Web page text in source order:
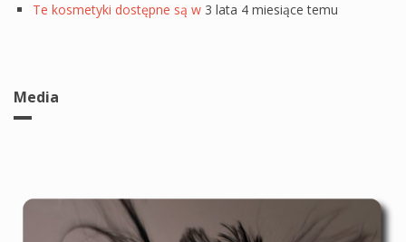
Te kosmetyki dostępne są w 3 lata 4 miesiące temu
Media